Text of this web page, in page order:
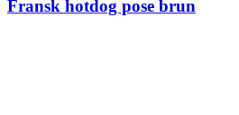
vælges
Fransk hotdog pose brun